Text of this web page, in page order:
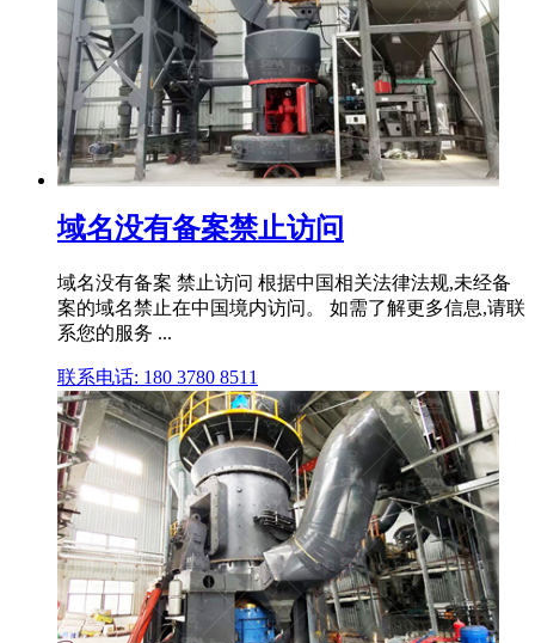
域名没有备案禁止访问
域名没有备案 禁止访问 根据中国相关法律法规,未经备
案的域名禁止在中国境内访问。 如需了解更多信息,请联
系您的服务 ...
联系电话: 180 3780 8511